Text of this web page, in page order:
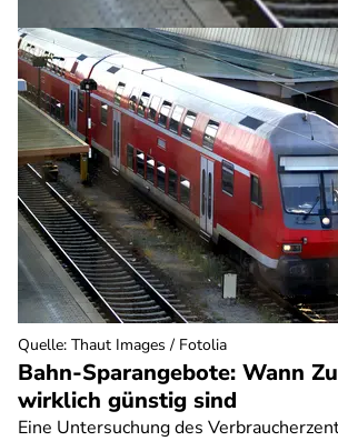
Bahn-Sparangebote: Wann
wirklich günstig sind
Eine Untersuchung des
Quelle: Thaut Images / Fotolia